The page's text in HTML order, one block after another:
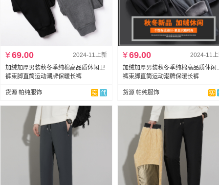
2024-11上新
¥69.00
加绒加厚男装秋冬季纯棉高品质休闲卫
裤束脚直筒运动潮牌保暖长裤
货源 帕纯服饰
2024-11
¥69.00
加绒加厚男装秋冬季纯棉高品质休闲
裤束脚直筒运动潮牌保暖长裤
货源 帕纯服饰